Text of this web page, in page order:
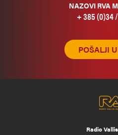
NAZOVI RVA
+ 385 (0)34
POŠALJI
Radio